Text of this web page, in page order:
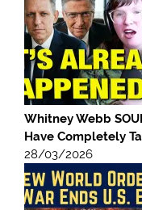
Whitney Webb
Have Completely
28/03/2026